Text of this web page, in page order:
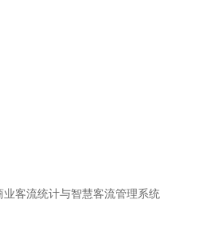
业客流统计与智慧客流管理系统